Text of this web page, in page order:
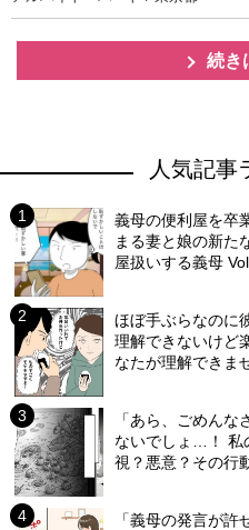
続き
人気記事
義母の便利屋を卒
まる妻と娘の新た
屋扱いする義母
ほぼ手ぶらなのに
理解できないけど
なたが理解できま
「あら、ごめん
ないでしょ…！ 私
視？悪意？その行
「義母の発言が